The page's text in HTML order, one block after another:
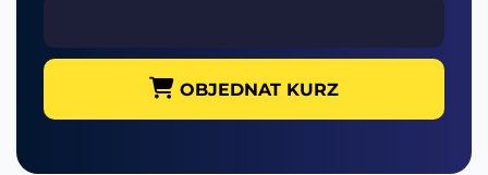
OBJEDNAT KURZ